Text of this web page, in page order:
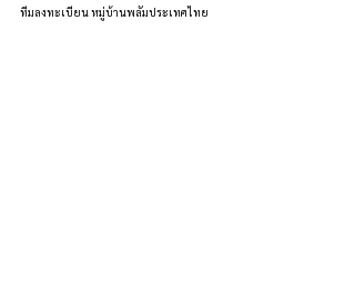
ทีมลงทะเบียน หมู่บ้านพลัมประเทศไทย